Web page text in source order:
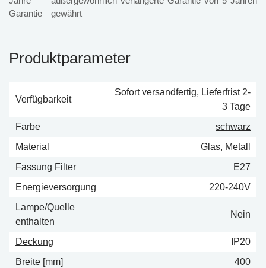
gewährt
Produktparameter
Verfügbarkeit
Sofort versandfertig, Lieferfrist 2-
3 Tage
Farbe
schwarz
Material
Glas, Metall
Fassung Filter
E27
Energieversorgung
220-240V
Lampe/Quelle
enthalten
Nein
Deckung
IP20
Breite [mm]
400